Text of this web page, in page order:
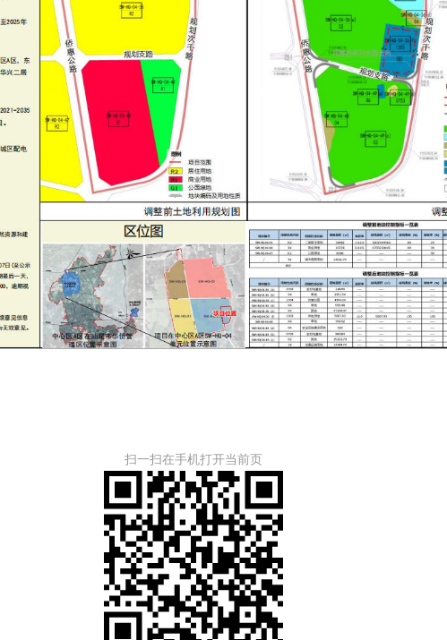
扫一扫在手机打开当前页